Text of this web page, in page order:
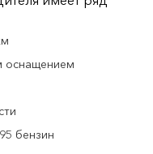
оснащением
бензин